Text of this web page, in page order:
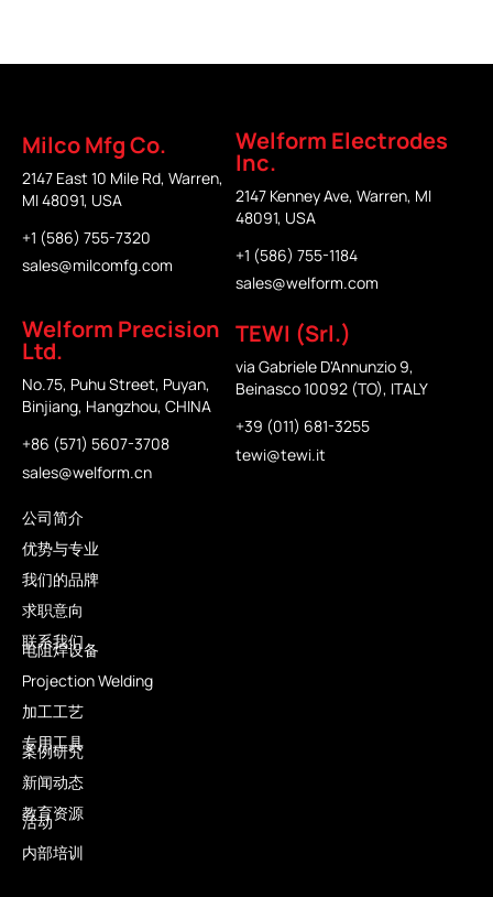
Milco Mfg Co.
2147 East 10 Mile Rd, Warren,
MI 48091, USA
+1 (586) 755-7320
sales@milcomfg.com
Welform Electrodes
Inc.
2147 Kenney Ave, Warren, MI
48091, USA
+1 (586) 755-1184
sales@welform.com
Welform Precision
Ltd.
No.75, Puhu Street, Puyan,
Binjiang, Hangzhou, CHINA
+86 (571) 5607-3708
sales@welform.cn
TEWI (Srl.)
via Gabriele D'Annunzio 9,
Beinasco 10092 (TO), ITALY
+39 (011) 681-3255
tewi@tewi.it
公司简介
优势与专业
我们的品牌
求职意向
联系我们
电阻焊设备
Projection Welding
加工工艺
专用工具
案例研究
新闻动态
教育资源
活动
内部培训